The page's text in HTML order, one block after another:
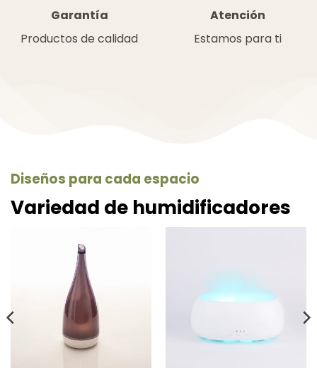
Garantía
Productos de calidad
Atención
Estamos para ti
Diseños para cada espacio
Variedad de humidificadores